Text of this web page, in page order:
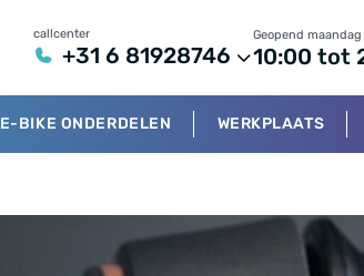
callcenter
+31 6 81928746
Geopend
10:00 tot
E-BIKE ONDERDELEN WERKPLAATS